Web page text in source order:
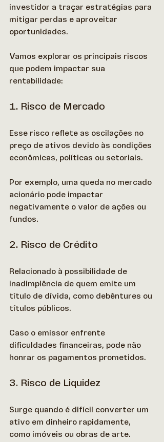
investidor a traçar estratégias para
mitigar perdas e aproveitar
oportunidades.
Vamos explorar os principais riscos
que podem impactar sua
rentabilidade:
1. Risco de Mercado
Esse risco reflete as oscilações no
preço de ativos devido às condições
econômicas, políticas ou setoriais.
Por exemplo, uma queda no mercado
acionário pode impactar
negativamente o valor de ações ou
fundos.
2. Risco de Crédito
Relacionado à possibilidade de
inadimplência de quem emite um
título de dívida, como debêntures ou
títulos públicos.
Caso o emissor enfrente
dificuldades financeiras, pode não
honrar os pagamentos prometidos.
3. Risco de Liquidez
Surge quando é difícil converter um
ativo em dinheiro rapidamente,
como imóveis ou obras de arte.